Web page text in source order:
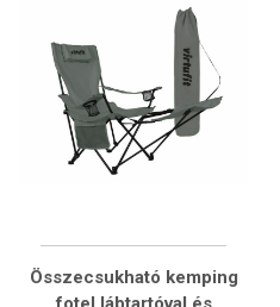
Összecsukható kemping